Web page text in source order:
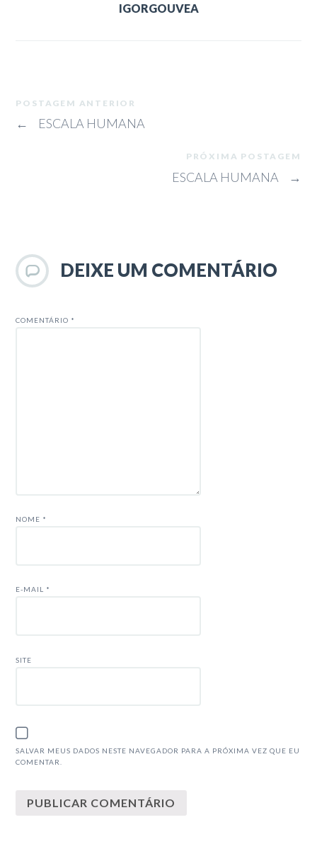
IGORGOUVEA
POSTAGEM ANTERIOR
← ESCALA HUMANA
PRÓXIMA POSTAGEM
ESCALA HUMANA →
DEIXE UM COMENTÁRIO
COMENTÁRIO *
NOME *
E-MAIL *
SITE
SALVAR MEUS DADOS NESTE NAVEGADOR PARA A PRÓXIMA VEZ QUE EU
COMENTAR.